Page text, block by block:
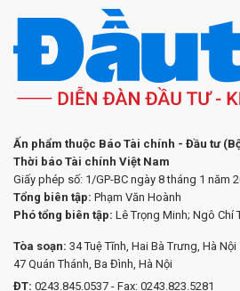
Ấn phẩm thuộc Báo Tài chính - Đầu tư
Thời báo Tài chính Việt Nam
Giấy phép số: 1/GP-BC ngày 8 tháng 1 năm
Tổng biên tập: Phạm Văn Hoành
Phó tổng biên tập: Lê Trọng Minh; Ngô Chí
Tòa soạn: 34 Tuệ Tĩnh, Hai Bà Trưng, Hà Nội
47 Quán Thánh, Ba Đình, Hà Nội
ĐT: 0243.845.0537 - Fax: 0243.823.5281